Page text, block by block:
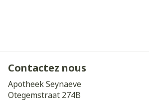
Contactez nous
Apotheek Seynaeve
Otegemstraat 274B